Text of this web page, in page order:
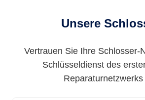
Unsere
Vertrauen Sie Ihre Schlosser-
Schlüsseldienst des
Reparaturnetzwerks